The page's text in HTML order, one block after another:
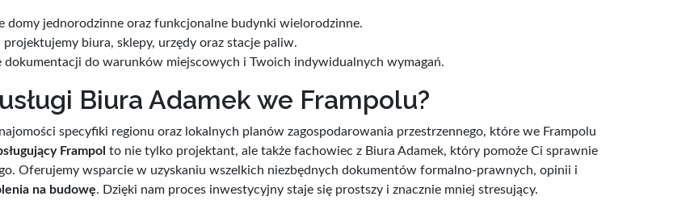
domy jednorodzinne oraz funkcjonalne budynki wielorodzinne.
projektujemy biura, sklepy, urzędy oraz stacje paliw.
dokumentacji do warunków miejscowych i Twoich indywidualnych wymagań.
Biura Adamek we Frampolu?
specyfiki regionu oraz lokalnych planów zagospodarowania przestrzennego, które we Frampolu
Frampol to nie tylko projektant, ale także fachowiec z Biura Adamek, który pomoże Ci sprawnie
Oferujemy wsparcie w uzyskaniu wszelkich niezbędnych dokumentów formalno-prawnych, opinii i
na budowę. Dzięki nam proces inwestycyjny staje się prostszy i znacznie mniej stresujący.